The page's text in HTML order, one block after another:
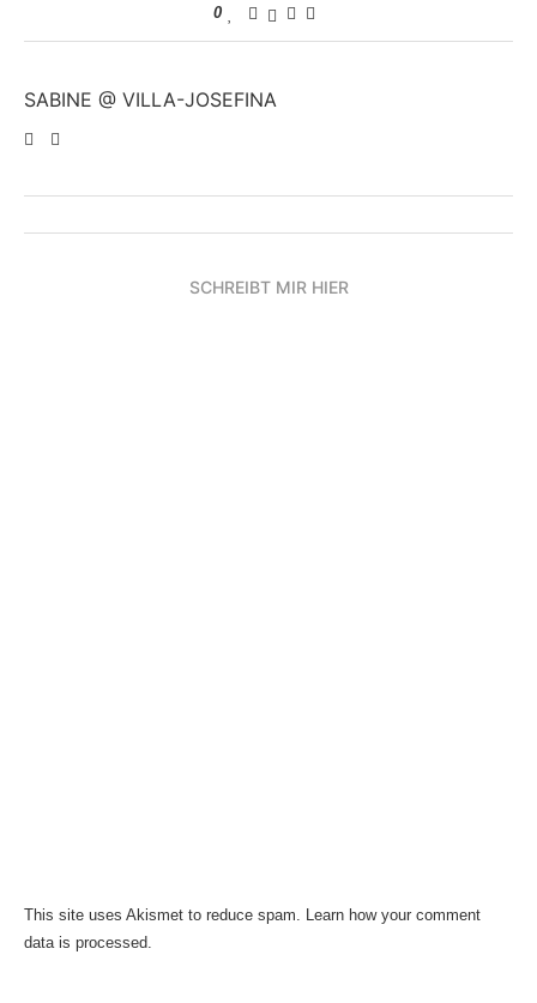
0
SABINE @ VILLA-JOSEFINA
SCHREIBT MIR HIER
This site uses Akismet to reduce spam. Learn how your comment
data is processed.